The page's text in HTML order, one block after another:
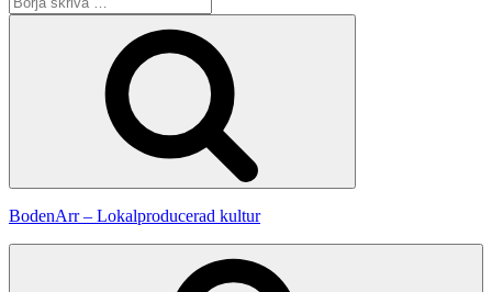
efter:
BodenArr – Lokalproducerad kultur